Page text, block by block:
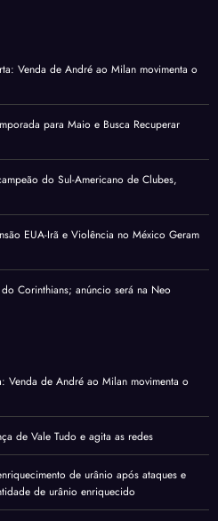
Venda de André ao Milan movimenta o
para Maio e Busca Recuperar
do Sul-Americano de Clubes,
EUA-Irã e Violência no México Geram
Corinthians; anúncio será na Neo
Venda de André ao Milan movimenta o
de Vale Tudo e agita as redes
de urânio após ataques e
de urânio enriquecido